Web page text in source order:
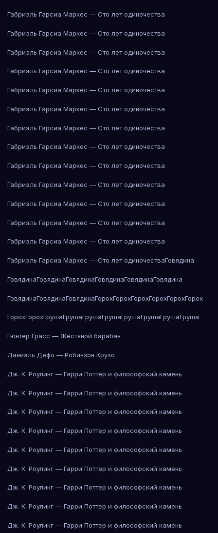
Габриэль Гарсиа Маркес — Сто лет одиночества
Габриэль Гарсиа Маркес — Сто лет одиночества
Габриэль Гарсиа Маркес — Сто лет одиночества
Габриэль Гарсиа Маркес — Сто лет одиночества
Габриэль Гарсиа Маркес — Сто лет одиночества
Габриэль Гарсиа Маркес — Сто лет одиночества
Габриэль Гарсиа Маркес — Сто лет одиночества
Габриэль Гарсиа Маркес — Сто лет одиночества
Габриэль Гарсиа Маркес — Сто лет одиночества
Габриэль Гарсиа Маркес — Сто лет одиночества
Габриэль Гарсиа Маркес — Сто лет одиночества
Габриэль Гарсиа Маркес — Сто лет одиночества
Габриэль Гарсиа Маркес — Сто лет одиночества
Габриэль Гарсиа Маркес — Сто лет одиночестваГовядина
ГовядинаГовядинаГовядинаГовядинаГовядинаГовядина
ГовядинаГовядинаГовядинаГорохГорохГорохГорохГорохГорох
ГорохГорохГрушаГрушаГрушаГрушаГрушаГрушаГрушаГруша
Гюнтер Грасс — Жестяной барабан
Даниэль Дефо — Робинзон Крузо
Дж. К. Роулинг — Гарри Поттер и философский камень
Дж. К. Роулинг — Гарри Поттер и философский камень
Дж. К. Роулинг — Гарри Поттер и философский камень
Дж. К. Роулинг — Гарри Поттер и философский камень
Дж. К. Роулинг — Гарри Поттер и философский камень
Дж. К. Роулинг — Гарри Поттер и философский камень
Дж. К. Роулинг — Гарри Поттер и философский камень
Дж. К. Роулинг — Гарри Поттер и философский камень
Дж. К. Роулинг — Гарри Поттер и философский камень